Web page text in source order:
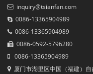
inquiry@tsianfan.com
0086-13365904989
0086-13365904989
0086-0592-5796280
0086-13365904989
厦门市湖里区中国（福建）